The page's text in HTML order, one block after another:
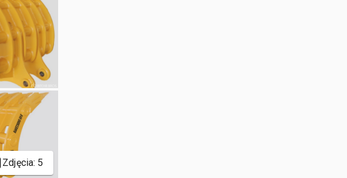
Zdjęcia: 5